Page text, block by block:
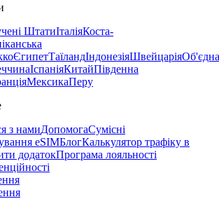
ШтатиІталіяКоста-
ЄгипетТаїландІндонезіяШвейцарія
ІспаніяКитайПівденна
МексикаПеру
з намиДопомогаСумісні
eSIMБлогКалькулятор трафіку в
додатокПрограма лояльності